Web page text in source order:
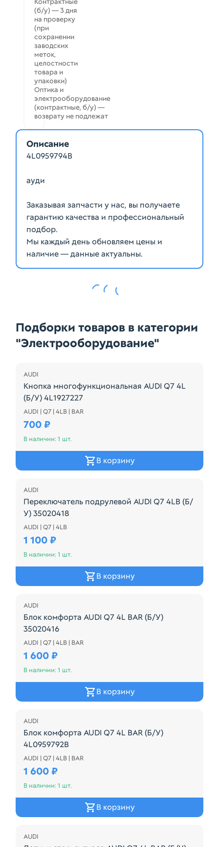
(б/у) — 3 дня
на проверку
(при
сохранении
заводских
меток,
целостности
товара и
упаковки)
Оптика и
электрооборудование
(контрактные, б/у) —
возврату не подлежат
Описание
4L0959794B
ауди
Заказывая запчасти у нас, вы получаете
гарантию качества и профессиональный
подбор.
Мы каждый день обновляем цены и
наличие — данные актуальны.
Подборки товаров в категории
"Электрооборудование"
AUDI
Кнопка многофункциональная AUDI Q7 4L
(Б/У) 4L1927227
4L1927227
AUDI | Q7 | 4LB | BAR
700 ₽
В наличии: 1 шт.
В корзину
AUDI
Переключатель подрулевой AUDI Q7 4LB (Б/
У) 35020418
4E0953503C ПЕРЕКЛЮЧАТЕЛЬ ДВОРНИКОВ
AUDI | Q7 | 4LB
1 100 ₽
В наличии: 1 шт.
В корзину
AUDI
Блок комфорта AUDI Q7 4L BAR (Б/У)
35020416
4L0959793B
AUDI | Q7 | 4LB | BAR
1 600 ₽
В наличии: 1 шт.
В корзину
AUDI
Блок комфорта AUDI Q7 4L BAR (Б/У)
4L0959792B
4L0959792B
AUDI | Q7 | 4LB | BAR
1 600 ₽
В наличии: 1 шт.
В корзину
AUDI